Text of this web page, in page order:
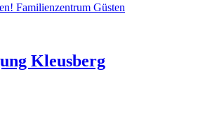
Familienzentrum Güsten
Kleusberg